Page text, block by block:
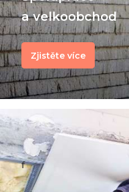
a velkoobchod
Zjistěte více
f